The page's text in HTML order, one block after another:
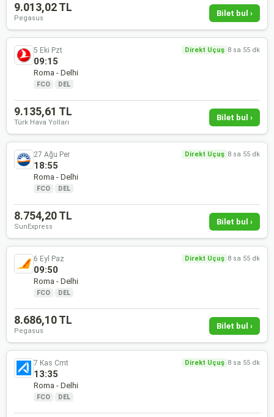
9.013,02 TL
Pegasus
Bilet bul ›
5 Eki Pzt Direkt Uçuş 8 sa 55 dk
09:15
Roma - Delhi
FCO · DEL
9.135,61 TL
Türk Hava Yolları
Bilet bul ›
27 Ağu Per Direkt Uçuş 8 sa 55 dk
18:55
Roma - Delhi
FCO · DEL
8.754,20 TL
SunExpress
Bilet bul ›
6 Eyl Paz Direkt Uçuş 8 sa 55 dk
09:50
Roma - Delhi
FCO · DEL
8.686,10 TL
Pegasus
Bilet bul ›
7 Kas Cmt Direkt Uçuş 8 sa 55 dk
13:35
Roma - Delhi
FCO · DEL